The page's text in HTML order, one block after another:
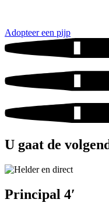
Adopteer een pijp
U gaat de
Principal 4′